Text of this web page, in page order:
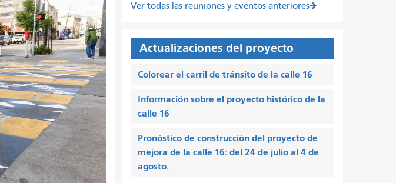
Ver todas las reuniones y eventos anteriores
Actualizaciones del proyecto
Colorear el carril de tránsito de la calle 16
Información sobre el proyecto histórico de la
calle 16
Pronóstico de construcción del proyecto de
mejora de la calle 16: del 24 de julio al 4 de
agosto.